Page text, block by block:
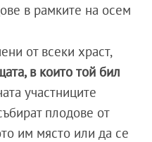
в рамките на осем
от всеки храст,
в които той бил
участниците
плодове от
им място или да се